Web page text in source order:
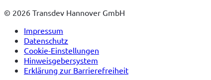
© 2026 Transdev Hannover GmbH
Impressum
Datenschutz
Cookie-Einstellungen
Hinweisgebersystem
Erklärung zur Barrierefreiheit